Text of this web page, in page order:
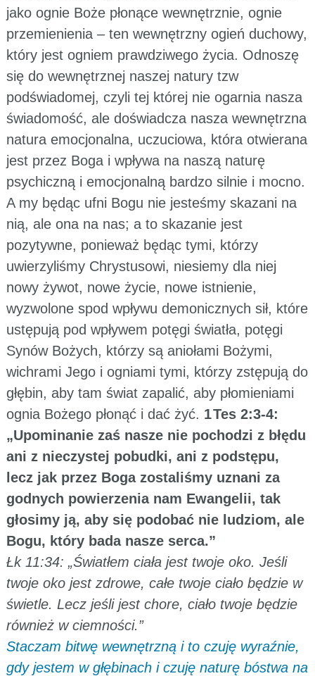
jako ognie Boże płonące wewnętrznie, ognie
przemienienia – ten wewnętrzny ogień duchowy,
który jest ogniem prawdziwego życia. Odnoszę
się do wewnętrznej naszej natury tzw
podświadomej, czyli tej której nie ogarnia nasza
świadomość, ale doświadcza nasza wewnętrzna
natura emocjonalna, uczuciowa, która otwierana
jest przez Boga i wpływa na naszą naturę
psychiczną i emocjonalną bardzo silnie i mocno.
A my będąc ufni Bogu nie jesteśmy skazani na
nią, ale ona na nas; a to skazanie jest
pozytywne, ponieważ będąc tymi, którzy
uwierzyliśmy Chrystusowi, niesiemy dla niej
nowy żywot, nowe życie, nowe istnienie,
wyzwolone spod wpływu demonicznych sił, które
ustępują pod wpływem potęgi światła, potęgi
Synów Bożych, którzy są aniołami Bożymi,
wichrami Jego i ogniami tymi, którzy zstępują do
głębin, aby tam świat zapalić, aby płomieniami
ognia Bożego płonąć i dać żyć. 1 Tes 2:3-4:
„Upominanie zaś nasze nie pochodzi z błędu
ani z nieczystej pobudki, ani z podstępu,
lecz jak przez Boga zostaliśmy uznani za
godnych powierzenia nam Ewangelii, tak
głosimy ją, aby się podobać nie ludziom, ale
Bogu, który bada nasze serca.”
Łk 11:34: „Światłem ciała jest twoje oko. Jeśli
twoje oko jest zdrowe, całe twoje ciało będzie w
świetle. Lecz jeśli jest chore, ciało twoje będzie
również w ciemności.”
Staczam bitwę wewnętrzną i to czuję wyraźnie,
gdy jestem w głębinach i czuję naturę bóstwa na